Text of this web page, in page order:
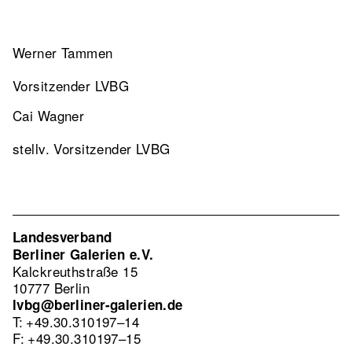
Werner Tammen
Vorsitzender LVBG
Cai Wagner
stellv. Vorsitzender LVBG
Landesverband
Berliner Galerien e.V.
Kalckreuthstraße 15
10777 Berlin
lvbg@berliner-galerien.de
T: +49.30.310197–14
F: +49.30.310197–15